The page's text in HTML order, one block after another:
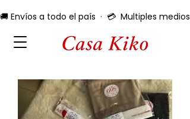
🚚 Envíos a todo el país  ·  💳  Multiples